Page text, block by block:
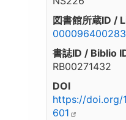
図書館所蔵ID /
書誌ID / Biblio
RB00271432
DOI
https://doi.org/
601